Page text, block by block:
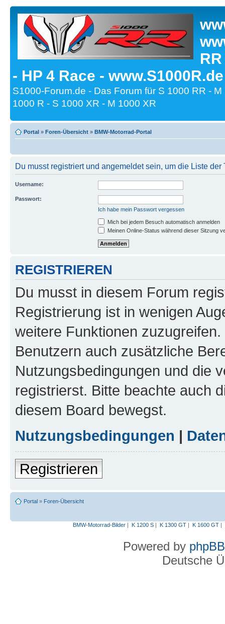
- HP 4 Race -
S1000-Forum.de - Das Forum für S 1000 RR -
1000 R - S 1000 XR - M 1000 XR
Portal » Foren-Übersicht » BMW-Motorrad-Portal
Du musst registriert und angemeldet sein, um die Liste
Username:
Passwort:
Ich habe mein Passwort vergessen
Mich bei jedem Besuch automatisch anmelden
Meinen Online-Status während dieser Sitzung
REGISTRIEREN
Du musst in diesem Forum
Registrierung ist in wenigen
weitere Funktionen
Benutzern auch zusätzliche
Nutzungsbedingungen und die
registrierst. Bitte beachte auch
diesem Board bewegst.
Nutzungsbedingungen |
Registrieren
Portal » Foren-Übersicht
BMW-Motorrad-Bilder| K 1200 S| K 1300 GT| K 1600 GT|
Powered by phpBB
Deutsche